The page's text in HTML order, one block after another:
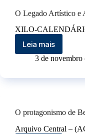
O Legado Artístico e
XILO-
Leia mais
3 de novembro
O protagonismo de
Arquivo Central –